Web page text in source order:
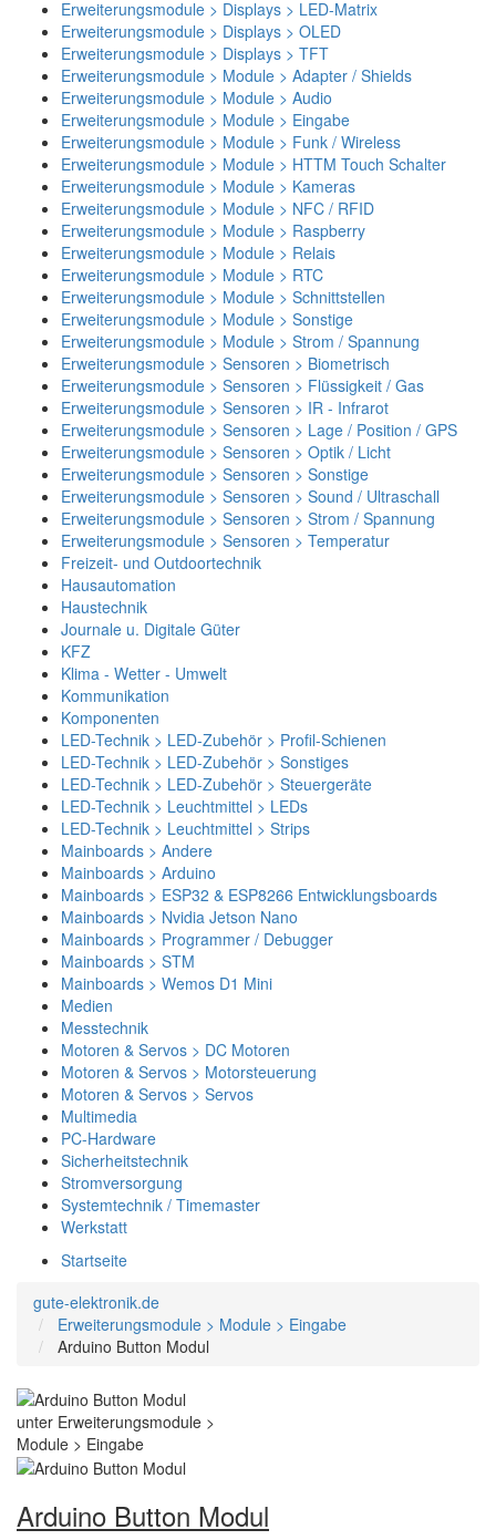
Erweiterungsmodule > Displays > LED-Matrix
Erweiterungsmodule > Displays > OLED
Erweiterungsmodule > Displays > TFT
Erweiterungsmodule > Module > Adapter / Shields
Erweiterungsmodule > Module > Audio
Erweiterungsmodule > Module > Eingabe
Erweiterungsmodule > Module > Funk / Wireless
Erweiterungsmodule > Module > HTTM Touch Schalter
Erweiterungsmodule > Module > Kameras
Erweiterungsmodule > Module > NFC / RFID
Erweiterungsmodule > Module > Raspberry
Erweiterungsmodule > Module > Relais
Erweiterungsmodule > Module > RTC
Erweiterungsmodule > Module > Schnittstellen
Erweiterungsmodule > Module > Sonstige
Erweiterungsmodule > Module > Strom / Spannung
Erweiterungsmodule > Sensoren > Biometrisch
Erweiterungsmodule > Sensoren > Flüssigkeit / Gas
Erweiterungsmodule > Sensoren > IR - Infrarot
Erweiterungsmodule > Sensoren > Lage / Position / GPS
Erweiterungsmodule > Sensoren > Optik / Licht
Erweiterungsmodule > Sensoren > Sonstige
Erweiterungsmodule > Sensoren > Sound / Ultraschall
Erweiterungsmodule > Sensoren > Strom / Spannung
Erweiterungsmodule > Sensoren > Temperatur
Freizeit- und Outdoortechnik
Hausautomation
Haustechnik
Journale u. Digitale Güter
KFZ
Klima - Wetter - Umwelt
Kommunikation
Komponenten
LED-Technik > LED-Zubehör > Profil-Schienen
LED-Technik > LED-Zubehör > Sonstiges
LED-Technik > LED-Zubehör > Steuergeräte
LED-Technik > Leuchtmittel > LEDs
LED-Technik > Leuchtmittel > Strips
Mainboards > Andere
Mainboards > Arduino
Mainboards > ESP32 & ESP8266 Entwicklungsboards
Mainboards > Nvidia Jetson Nano
Mainboards > Programmer / Debugger
Mainboards > STM
Mainboards > Wemos D1 Mini
Medien
Messtechnik
Motoren & Servos > DC Motoren
Motoren & Servos > Motorsteuerung
Motoren & Servos > Servos
Multimedia
PC-Hardware
Sicherheitstechnik
Stromversorgung
Systemtechnik / Timemaster
Werkstatt
Startseite
gute-elektronik.de
Erweiterungsmodule > Module > Eingabe
Arduino Button Modul
Arduino Button Modul